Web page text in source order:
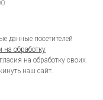
данные посетителей
на обработку
на обработку своих
наш сайт.